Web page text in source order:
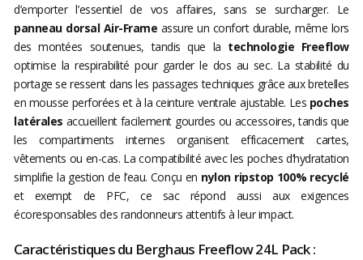
d’emporter l’essentiel de vos affaires, sans se surcharger. Le
panneau dorsal Air-Frame assure un confort durable, même lors
des montées soutenues, tandis que la technologie Freeflow
optimise la respirabilité pour garder le dos au sec. La stabilité du
portage se ressent dans les passages techniques grâce aux bretelles
en mousse perforées et à la ceinture ventrale ajustable. Les poches
latérales accueillent facilement gourdes ou accessoires, tandis que
les compartiments internes organisent efficacement cartes,
vêtements ou en-cas. La compatibilité avec les poches d’hydratation
simplifie la gestion de l’eau. Conçu en nylon ripstop 100% recyclé
et exempt de PFC, ce sac répond aussi aux exigences
écoresponsables des randonneurs attentifs à leur impact.
Caractéristiques du Berghaus Freeflow 24L Pack :